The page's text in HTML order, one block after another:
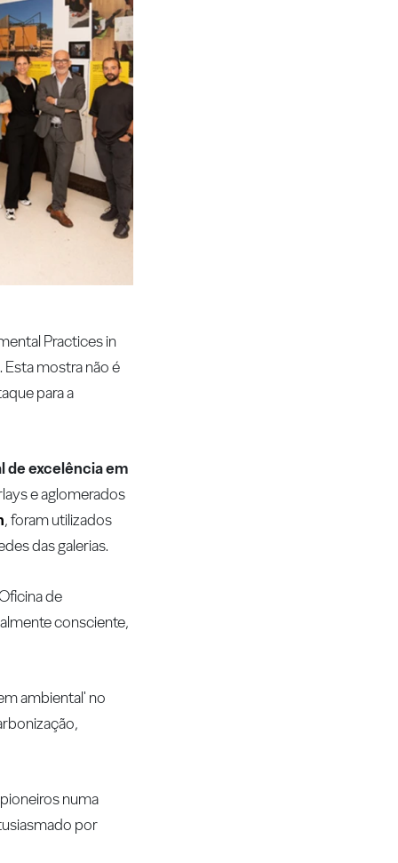
Practices in
mostra não é
para a
de excelência em
e aglomerados
, foram utilizados
das galerias.
de
consciente,
ambiental' no
numa
por